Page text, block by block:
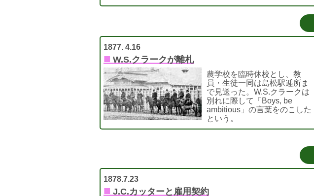
1877. 4.16
■ W.S.クラークが離札
農学校を臨時休校とし、教
員・生徒一同は島松駅逓所ま
で見送った。W.S.クラークは
別れに際して「Boys, be
ambitious」の言葉をのこした
という。
1878.7.23
■ J.C.カッターと雇用契約